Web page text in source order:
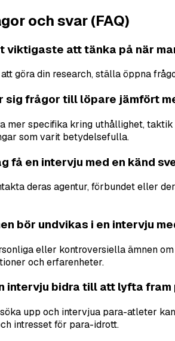
och svar (FAQ)
viktigaste att tänka på när
göra din research, ställa öppna
sig frågor till löpare jämfört
mer specifika kring uthållighet,
som varit betydelsefulla.
få en intervju med en känd
deras agentur, förbundet eller
bör undvikas i en intervju
eller kontroversiella ämnen
och erfarenheter.
intervju bidra till att lyfta
upp och intervjua para-atleter
intresset för para-idrott.